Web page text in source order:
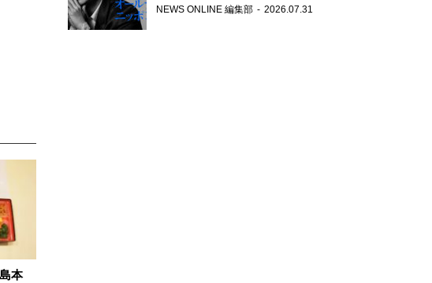
本
NEWS ONLINE 編集部 2026.07.31